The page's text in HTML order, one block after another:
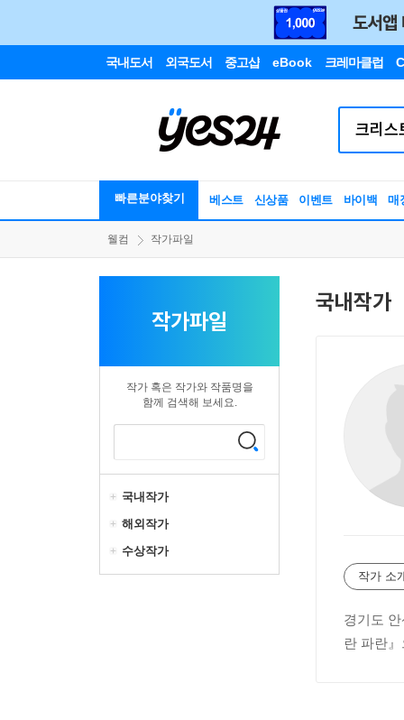
국내도서 외국도서 중고샵 eBook 크레마클럽
빠른분야찾기 베스트 신상품 이벤트 바이백 매
웰컴 작가파일
작가파일
작가 혹은 작가와 작품명을
함께 검색해 보세요.
국내작가
해외작가
수상작가
국내작가
작가 소
경기도
란 파란